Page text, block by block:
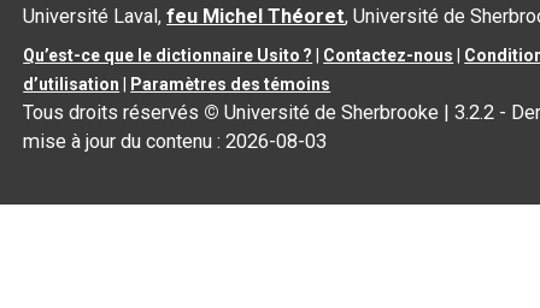
Université Laval,feu Michel Théoret, Université de
Qu’est-ce que le dictionnaire Usito ? Contactez-nous
d’utilisation
Paramètres des témoins
Tous droits réservés © Université de Sherbrooke |3.2.2 -
mise à jour du contenu :2026-08-03